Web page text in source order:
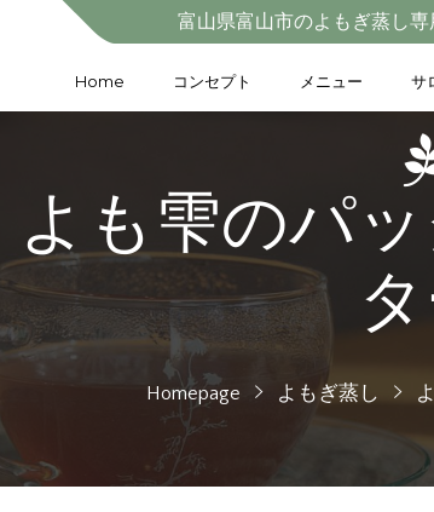
富山県富山市のよもぎ蒸し
Home コンセプト メニュー サ
よも雫のパ
Homepage よもぎ蒸し